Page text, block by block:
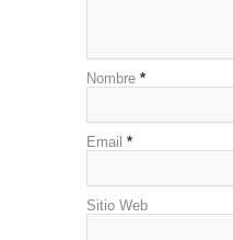
Nombre *
Email *
Sitio Web